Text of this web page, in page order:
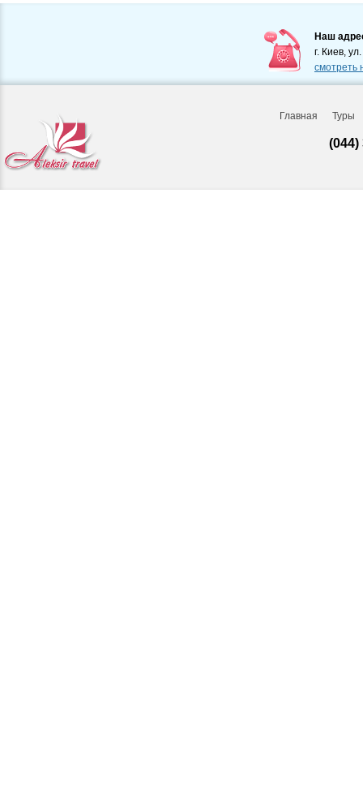
Наш
г. Киев,
смотреть
Главная Туры
(044)